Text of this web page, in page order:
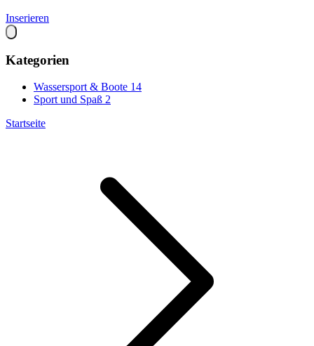
Inserieren
Kategorien
Wassersport & Boote 14
Sport und Spaß 2
Startseite